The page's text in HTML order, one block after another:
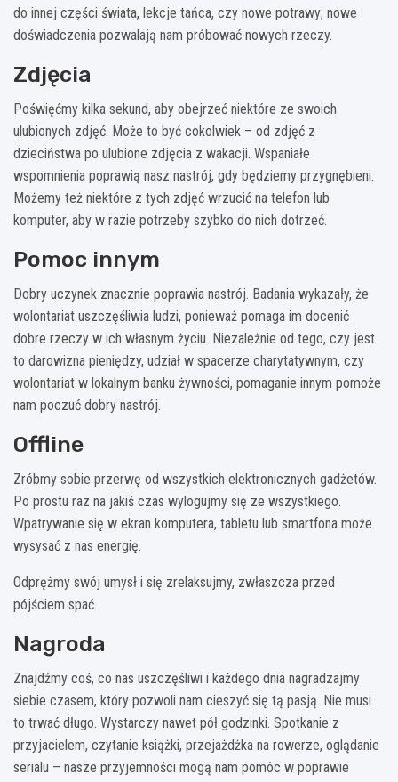
do innej części świata, lekcje tańca, czy nowe potrawy; nowe
doświadczenia pozwalają nam próbować nowych rzeczy.
Zdjęcia
Poświęćmy kilka sekund, aby obejrzeć niektóre ze swoich
ulubionych zdjęć. Może to być cokolwiek – od zdjęć z
dzieciństwa po ulubione zdjęcia z wakacji. Wspaniałe
wspomnienia poprawią nasz nastrój, gdy będziemy przygnębieni.
Możemy też niektóre z tych zdjęć wrzucić na telefon lub
komputer, aby w razie potrzeby szybko do nich dotrzeć.
Pomoc innym
Dobry uczynek znacznie poprawia nastrój. Badania wykazały, że
wolontariat uszczęśliwia ludzi, ponieważ pomaga im docenić
dobre rzeczy w ich własnym życiu. Niezależnie od tego, czy jest
to darowizna pieniędzy, udział w spacerze charytatywnym, czy
wolontariat w lokalnym banku żywności, pomaganie innym pomoże
nam poczuć dobry nastrój.
Offline
Zróbmy sobie przerwę od wszystkich elektronicznych gadżetów.
Po prostu raz na jakiś czas wylogujmy się ze wszystkiego.
Wpatrywanie się w ekran komputera, tabletu lub smartfona może
wysysać z nas energię.
Odprężmy swój umysł i się zrelaksujmy, zwłaszcza przed
pójściem spać.
Nagroda
Znajdźmy coś, co nas uszczęśliwi i każdego dnia nagradzajmy
siebie czasem, który pozwoli nam cieszyć się tą pasją. Nie musi
to trwać długo. Wystarczy nawet pół godzinki. Spotkanie z
przyjacielem, czytanie książki, przejażdżka na rowerze, oglądanie
serialu – nasze przyjemności mogą nam pomóc w poprawie